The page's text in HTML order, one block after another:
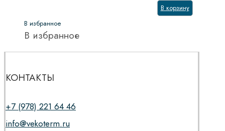
В корзину
В избранное
В избранное
КОНТАКТЫ
+7 (978) 221 64 46
info@vekoterm.ru